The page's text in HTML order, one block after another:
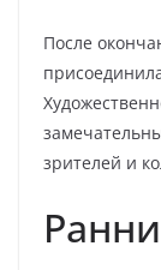
После
зрителей и